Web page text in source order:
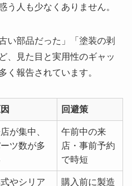
う人も少なくありません。
い部品だった」「塗装の剥
、見た目と実用性のギャッ
く報告されています。
回避策
が集中、
ツ数が多
午前中の来
店・事前予約
で時短
やシリア 購入前に製造